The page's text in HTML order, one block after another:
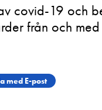
covid-19 och
från och
med E-post